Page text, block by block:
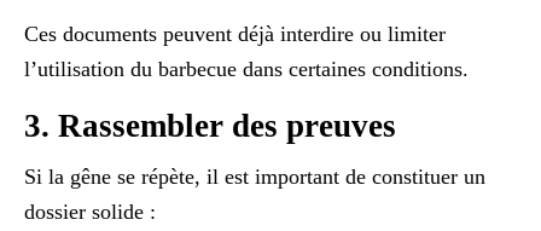
Ces documents peuvent déjà interdire ou limiter
l’utilisation du barbecue dans certaines conditions.
3. Rassembler des preuves
Si la gêne se répète, il est important de constituer un
dossier solide :